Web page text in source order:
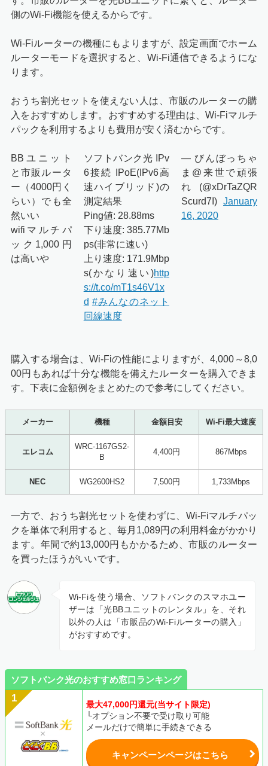
側のWi-Fi機能を使えるからです。
Wi-Fiルーターの機種にもよりますが、設定画面でホーム
ルーターモードを選択すると、Wi-Fi通信できるようにな
ります。
おうち割光セットを使えない人は、市販のルーターの購
入をおすすめします。おすすめする理由は、Wi-Fiマルチ
パックを利用するよりも費用が安く済むからです。
BBユニット
と市販ルータ
ー（4000円く
らい）でも全
然いい
wifiマルチパ
ック1,000円
は高いや
ソフトバンク光 IPv
6接続 IPoE(IPv6高
速ハイブリッド)の
測定結果
Ping値: 28.88ms
下り速度: 385.77Mb
ps(非常に速い)
上り速度: 171.9Mbp
s(かなり速い)http
s://t.co/mT1s46V1x
d #みんなのネット
回線速度
— びんぼっちゃ
ま@来世で頑張
れ (@xDrTaZQR
Scurd7I)January
16, 2020
購入する場合は、Wi-Fiの性能によりますが、4,000～8,0
00円もあれば十分な機能を備えたルーターを購入できま
す。下表に金額例をまとめたので参考にしてください。
メーカー 機種 金額目安 Wi-Fi最大速度
エレコム
WRC-1167GS2-
B
4,400円 867Mbps
NEC WG2600HS2 7,500円 1,733Mbps
一方で、おうち割光セットを使わずに、Wi-Fiマルチパッ
クを単体で利用すると、毎月1,089円の利用料金がかかり
ます。年間で約13,000円もかかるため、市販のルーター
を買ったほうがいいです。
Wi-Fiを使う場合、ソフトバンクのスマホユー
ザーは「光BBユニットのレンタル」を、それ
以外の人は「市販品のWi-Fiルーターの購入」
がおすすめです。
ソフトバンク光のおすすめ窓口ランキング
最大47,000円還元(当サイト限定)
└オプション不要で受け取り可能
メールだけで簡単に手続きできる
キャンペーンページはこちら